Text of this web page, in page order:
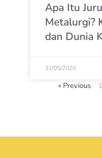
Apa Itu
Metalurgi?
dan Dunia
31/05/2026
« Previous 1